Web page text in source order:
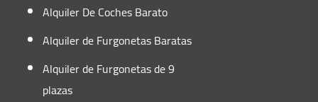
Alquiler De Coches Barato
Alquiler de Furgonetas Baratas
Alquiler de Furgonetas de 9
plazas